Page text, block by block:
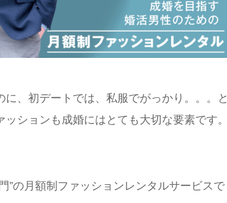
、初デートでは、私服でがっかり。。。と
ションも成婚にはとても大切な要素です。
”の月額制ファッションレンタルサービスで